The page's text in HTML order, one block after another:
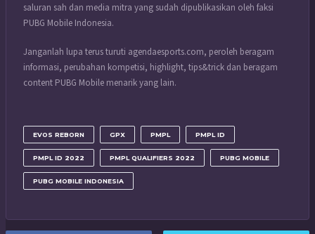
saluran sah dan media mitra yang sudah dipublikasikan oleh faksi
PUBG Mobile Indonesia.
Janganlah lupa terus turuti agendaesports.com, peroleh beragam
informasi, perubahan kompetisi, highlight, tips&trick dan beragam
content PUBG Mobile menarik yang lain.
EVOS REBORN GPX PMPL PMPL ID
PMPL ID 2022 PMPL QUALIFIERS 2022 PUBG MOBILE
PUBG MOBILE INDONESIA